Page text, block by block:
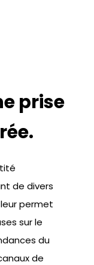
prise
de divers
permet
sur le
du
de